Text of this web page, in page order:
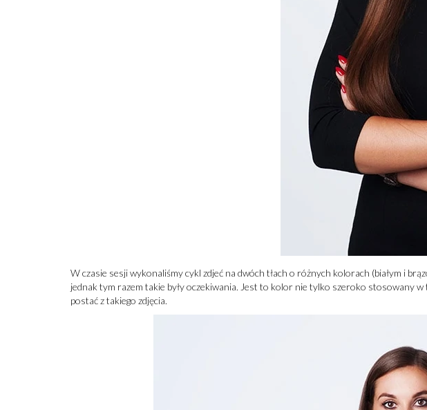
W czasie sesji wykonaliśmy cykl zdjeć na dwóch tłach o różnych kolorach (białym i
jednak tym razem takie były oczekiwania. Jest to kolor nie tylko szeroko stosowany
postać z takiego zdjęcia.